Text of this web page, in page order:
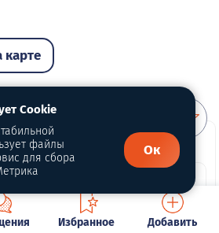
карте
Избранное Добавить
Cookie
файлы
для сбора
Ок